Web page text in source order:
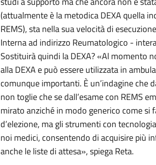
(attualmente è la metodica DEXA quella
REMS), sta nella sua velocità di
Interna ad indirizzo Reumatologico -
Sostituirà quindi la DEXA? «Al momento
alla DEXA e può essere utilizzata in
comunque importanti. È un’indagine che
non toglie che se dall’esame con REMS
mirato anziché in modo generico come si
d’elezione, ma gli strumenti con
noi medici, consentendo di acquisire più
anche le liste di attesa», spiega Reta.